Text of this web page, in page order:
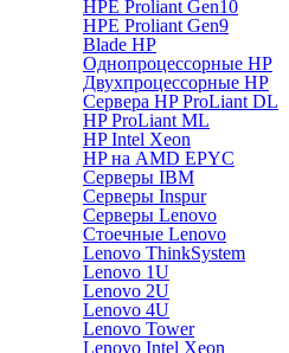
HPE Proliant Gen10
HPE Proliant Gen9
Blade HP
Однопроцессорные HP
Двухпроцессорные HP
Сервера HP ProLiant DL
HP ProLiant ML
HP Intel Xeon
HP на AMD EPYC
Серверы IBM
Серверы Inspur
Серверы Lenovo
Стоечные Lenovo
Lenovo ThinkSystem
Lenovo 1U
Lenovo 2U
Lenovo 4U
Lenovo Tower
Lenovo Intel Xeon